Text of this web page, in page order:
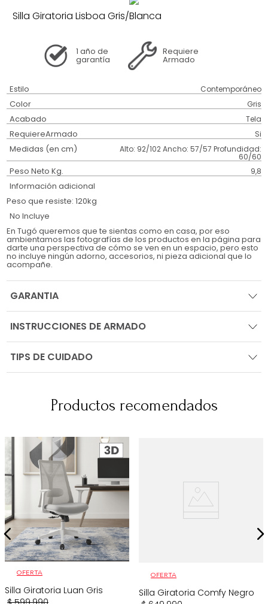
Silla Giratoria Lisboa Gris/Blanca
1 año de
garantía
Requiere
Armado
Estilo Contemporáneo
Color Gris
Acabado Tela
RequiereArmado Si
Medidas (en cm) Alto: 92/102 Ancho: 57/57 Profundidad:
60/60
Peso Neto Kg. 9,8
Información adicional
Peso que resiste: 120kg
No Incluye
En Tugó queremos que te sientas como en casa, por eso
ambientamos las fotografías de los productos en la página para
darte una perspectiva de cómo se ven en un espacio, pero esto
no incluye ningún adorno, accesorios, ni pieza adicional que lo
acompañe.
GARANTIA
INSTRUCCIONES DE ARMADO
TIPS DE CUIDADO
Productos recomendados
OFERTA
Silla Giratoria Luan Gris
OFERTA
Silla Giratoria Comfy Negro